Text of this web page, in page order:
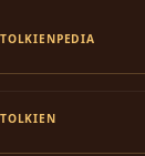
TOLKIENPEDIA
TOLKIEN